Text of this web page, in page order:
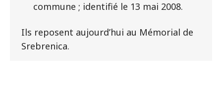
commune ; identifié le 13 mai 2008.
Ils reposent aujourd’hui au Mémorial de
Srebrenica.